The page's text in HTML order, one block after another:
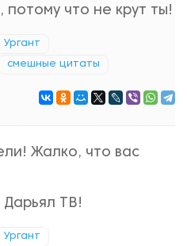
что не крут ты!
Ургант
смешные цитаты
Жалко, что вас
ТВ!
Ургант